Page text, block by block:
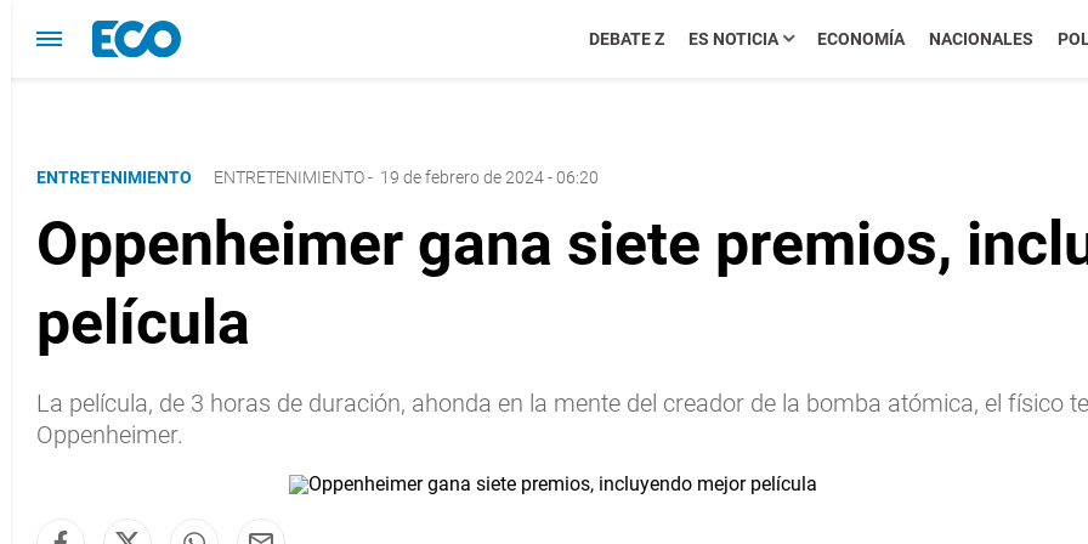
DEBATE Z ES NOTICIA ECONOMÍA NACIONALES
ENTRETENIMIENTO ENTRETENIMIENTO- 19 de febrero de 2024 - 06:20
Oppenheimer gana siete premios,
película
La película, de 3 horas de duración, ahonda en la mente del creador de la bomba atómica, el físico
Oppenheimer.